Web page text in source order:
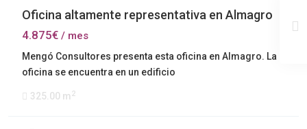
Oficina altamente representativa en Almagro
4.875€ / mes
Mengó Consultores presenta esta oficina en Almagro. La
oficina se encuentra en un edificio
325.00 m 2